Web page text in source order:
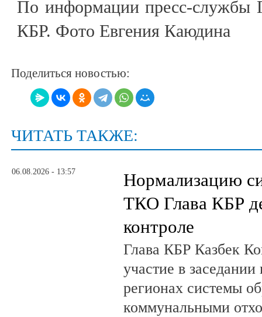
По информации пресс-службы
КБР. Фото Евгения Каюдина
Поделиться новостью:
ЧИТАТЬ ТАКЖЕ:
06.08.2026 - 13:57
Нормализацию
ТКО Глава КБР
контроле
Глава КБР Казбек
участие в
регионах системы
коммунальными